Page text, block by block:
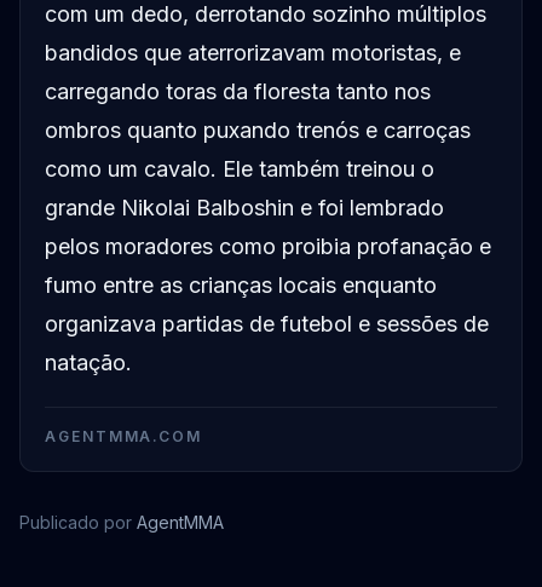
com um dedo, derrotando sozinho múltiplos
bandidos que aterrorizavam motoristas, e
carregando toras da floresta tanto nos
ombros quanto puxando trenós e carroças
como um cavalo. Ele também treinou o
grande Nikolai Balboshin e foi lembrado
pelos moradores como proibia profanação e
fumo entre as crianças locais enquanto
organizava partidas de futebol e sessões de
natação.
AGENTMMA.COM
Publicado por AgentMMA